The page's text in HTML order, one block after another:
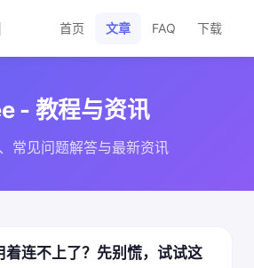
首页 文章 FAQ 下载
- 教程与资讯
常见问题解答与最新资讯
着连不上了？先别慌，试试这